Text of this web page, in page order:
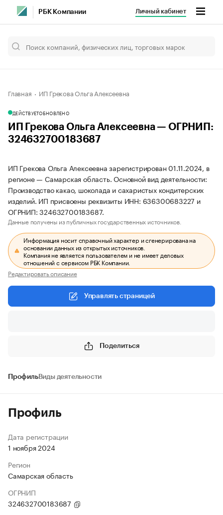
РБК Компании Личный кабинет
Главная ИП Грекова Ольга Алексеевна
ДЕЙСТВУЕТОБНОВЛЕНО
ИП Грекова Ольга Алексеевна — ОГРНИП:
324632700183687
ИП Грекова Ольга Алексеевна зарегистрирован 01.11.2024, в
регионе — Самарская область. Основной вид деятельности:
Производство какао, шоколада и сахаристых кондитерских
изделий. ИП присвоены реквизиты ИНН: 636300683227 и
ОГРНИП: 324632700183687.
Данные получены из публичных государственных источников.
Информация носит справочный характер и сгенерирована на
основании данных из открытых источников.
Компания не является пользователем и не имеет деловых
отношений с сервисом РБК Компании.
Редактировать описание
Управлять страницей
Поделиться
ПрофильВиды деятельности
Профиль
Дата регистрации
1 ноября 2024
Регион
Самарская область
ОГРНИП
324632700183687